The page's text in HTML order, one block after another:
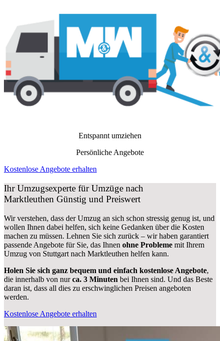
Entspannt umziehen
Persönliche Angebote
Kostenlose Angebote erhalten
Ihr Umzugsexperte für Umzüge nach
Marktleuthen Günstig und Preiswert
Wir verstehen, dass der Umzug an sich schon stressig genug ist, und
wollen Ihnen dabei helfen, sich keine Gedanken über die Kosten
machen zu müssen. Lehnen Sie sich zurück – wir haben garantiert
passende Angebote für Sie, das Ihnen ohne Probleme mit Ihrem
Umzug von Stuttgart nach Marktleuthen helfen kann.
Holen Sie sich ganz bequem und einfach kostenlose Angebote,
die innerhalb von nurca. 3 Minuten bei Ihnen sind. Und das Beste
daran ist, dass all dies zu erschwinglichen Preisen angeboten
werden.
Kostenlose Angebote erhalten